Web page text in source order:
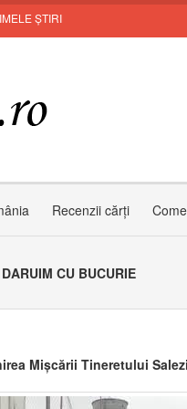
ȘTIRI
Recenzii cărți
CU BUCURIE
Mișcării Tineretului